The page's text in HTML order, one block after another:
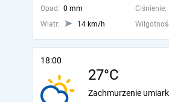
Opad: 0 mm Ciśnienie:
Wiatr:
14 km/h
18:00
27°C
Zachmurzenie